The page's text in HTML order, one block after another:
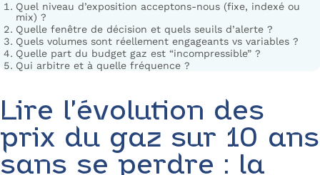
Quel niveau d’exposition acceptons-nous (fixe, indexé ou
mix) ?
Quelle fenêtre de décision et quels seuils d’alerte ?
Quels volumes sont réellement engageants vs variables ?
Quelle part du budget gaz est “incompressible” ?
Qui arbitre et à quelle fréquence ?
Lire l’évolution des
prix du gaz sur 10 ans
sans se perdre : la